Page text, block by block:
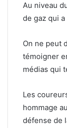
Au niveau
de gaz qui
On ne peut
témoigner
médias qui
Les
hommage
défense de